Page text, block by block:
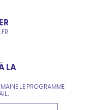
LA
LE PROGRAMME